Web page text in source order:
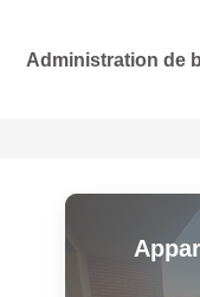
Administration de